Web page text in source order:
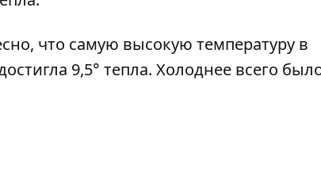
что самую высокую температуру в
9,5° тепла. Холоднее всего